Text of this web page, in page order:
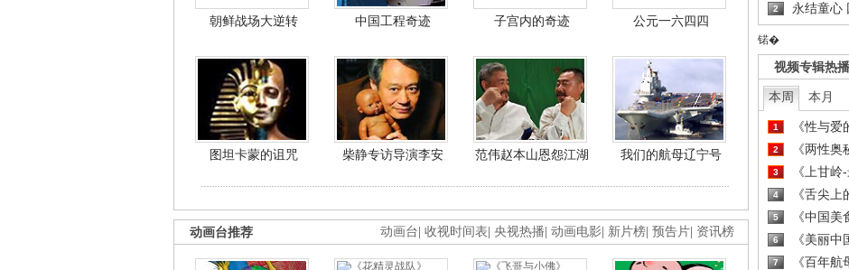
朝鲜战场大逆转 中国工程奇迹 子宫内的奇迹 公元一六四四
图坦卡蒙的诅咒 柴静专访导演李安 范伟赵本山恩怨江湖 我们的航母辽宁号
动画台 收视时间表 央视热播 动画电影 新片榜 预告片 资讯榜
动画台推荐
2 永结童心
锘�
视频专辑热
本周 本月
1 《性与爱
2 《两性奥
3 《上甘岭
4 《舌尖上
5 《中国美
6 《美丽中
7 《百年航